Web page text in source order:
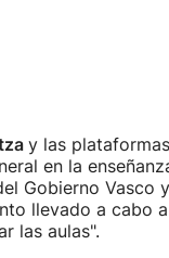
y las
en la
Gobierno Vasco
llevado a cabo a
las aulas".